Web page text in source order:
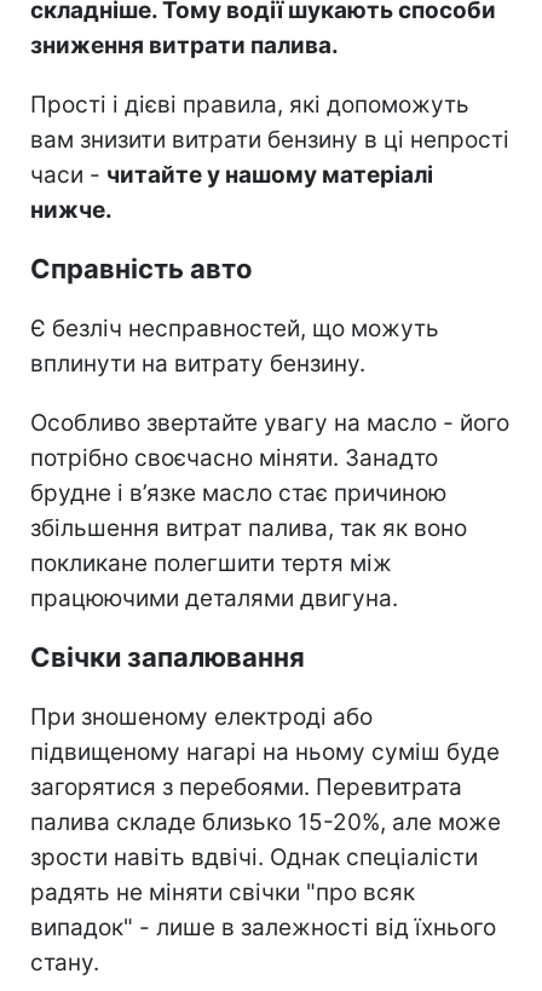
складніше. Тому водії шукають способи
зниження витрати палива.
Прості і дієві правила, які допоможуть
вам знизити витрати бензину в ці непрості
часи - читайте у нашому матеріалі
нижче.
Справність авто
Є безліч несправностей, що можуть
вплинути на витрату бензину.
Особливо звертайте увагу на масло - його
потрібно своєчасно міняти. Занадто
брудне і в’язке масло стає причиною
збільшення витрат палива, так як воно
покликане полегшити тертя між
працюючими деталями двигуна.
Свічки запалювання
При зношеному електроді або
підвищеному нагарі на ньому суміш буде
загорятися з перебоями. Перевитрата
палива складе близько 15-20%, але може
зрости навіть вдвічі. Однак спеціалісти
радять не міняти свічки "про всяк
випадок" - лише в залежності від їхнього
стану.